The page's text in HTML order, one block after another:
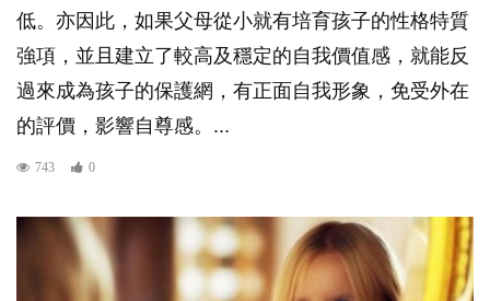
低。亦因此，如果父母從小就有培育孩子的性格特質
強項，並且建立了較高及穩定的自我價值感，就能反
過來成為孩子的保護網，有正面自我形象，免受外在
的評價，影響自尊感。...
743 0